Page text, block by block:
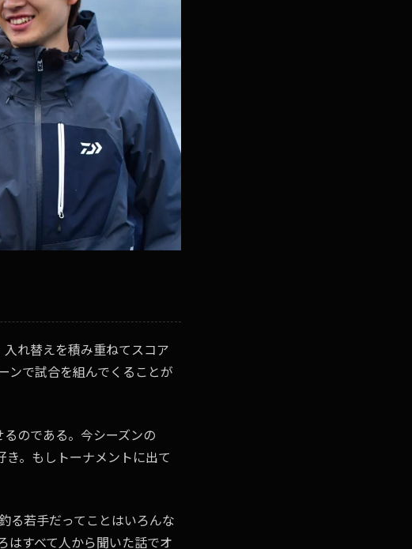
れ替えを積み重ねてスコア
ンで試合を組んでくることが
のである。今シーズンの
。もしトーナメントに出て
る若手だってことはいろんな
はすべて人から聞いた話でオ